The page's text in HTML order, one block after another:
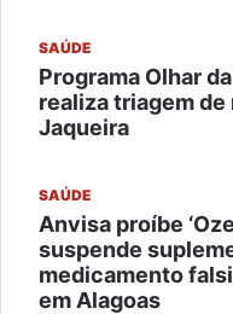
SAÚDE
Programa Olhar
realiza triagem de
Jaqueira
SAÚDE
Anvisa proíbe
suspende
medicamento
em Alagoas